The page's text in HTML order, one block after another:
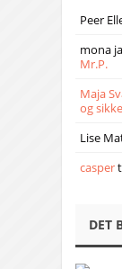
Peer
mona
Mr.P.
Maja
og
Lise
casper
DET